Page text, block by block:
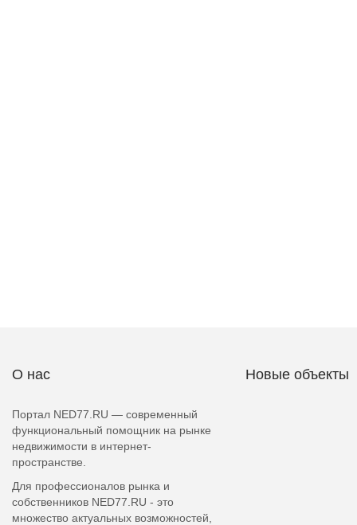
О нас
Портал NED77.RU — современный
функциональный помощник на рынке
недвижимости в интернет-
пространстве.
Для профессионалов рынка и
собственников NED77.RU - это
множество актуальных возможностей,
Новые объекты